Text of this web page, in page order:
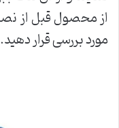
از محصول قبل از
مورد بررسی قرار دهید.